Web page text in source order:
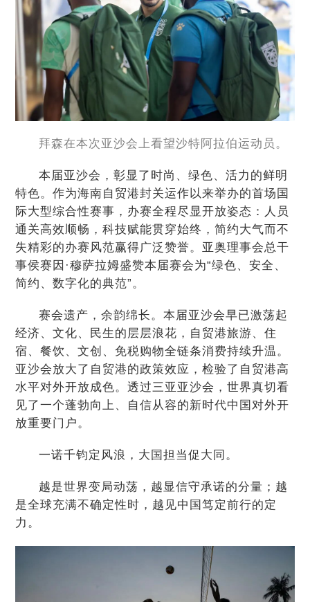
拜森在本次亚沙会上看望沙特阿拉伯运动员。
本届亚沙会，彰显了时尚、绿色、活力的鲜明
特色。作为海南自贸港封关运作以来举办的首场国
际大型综合性赛事，办赛全程尽显开放姿态：人员
通关高效顺畅，科技赋能贯穿始终，简约大气而不
失精彩的办赛风范赢得广泛赞誉。亚奥理事会总干
事侯赛因·穆萨拉姆盛赞本届赛会为“绿色、安全、
简约、数字化的典范”。
赛会遗产，余韵绵长。本届亚沙会早已激荡起
经济、文化、民生的层层浪花，自贸港旅游、住
宿、餐饮、文创、免税购物全链条消费持续升温。
亚沙会放大了自贸港的政策效应，检验了自贸港高
水平对外开放成色。透过三亚亚沙会，世界真切看
见了一个蓬勃向上、自信从容的新时代中国对外开
放重要门户。
一诺千钧定风浪，大国担当促大同。
越是世界变局动荡，越显信守承诺的分量；越
是全球充满不确定性时，越见中国笃定前行的定
力。